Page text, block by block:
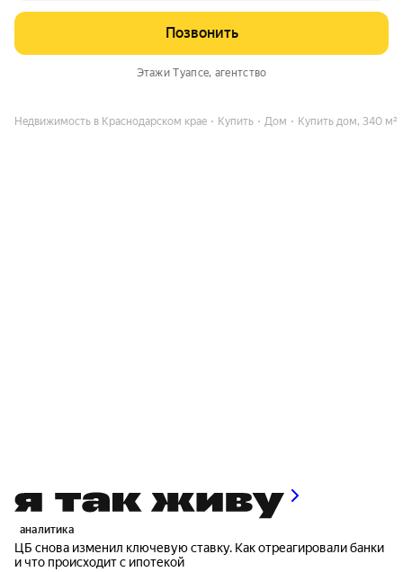
Позвонить
Этажи Туапсе, агентство
Недвижимость в Краснодарском крае Купить Дом Купить дом, 340 м²
аналитика
ЦБ снова изменил ключевую ставку. Как отреагировали банки
и что происходит с ипотекой